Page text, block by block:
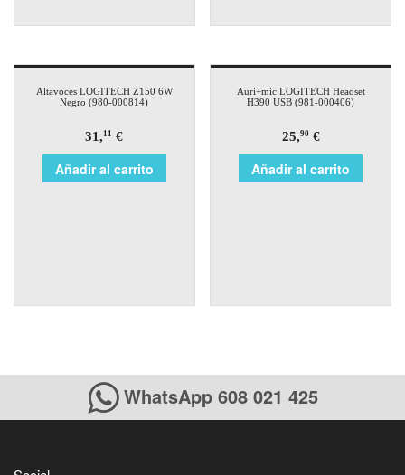
Altavoces LOGITECH Z150 6W
Negro (980-000814)
31,11 €
Añadir al carrito
Auri+mic LOGITECH Headset
H390 USB (981-000406)
25,90€
Añadir al carrito
WhatsApp 608 021 425